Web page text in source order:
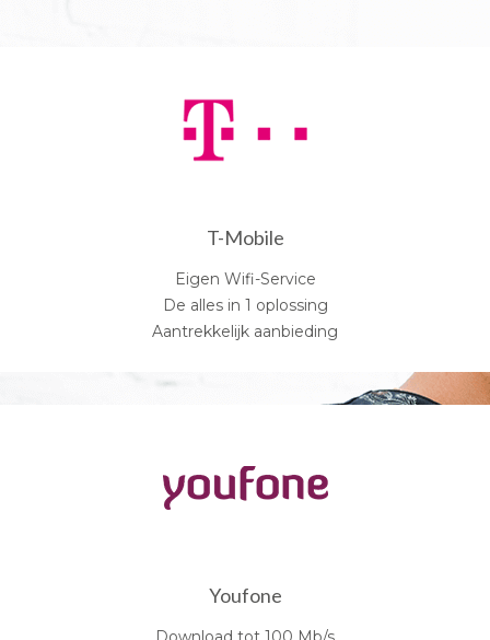
T-Mobile
Eigen Wifi-Service
De alles in 1 oplossing
Aantrekkelijk aanbieding
Youfone